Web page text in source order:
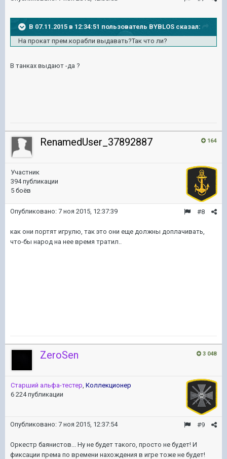
В 07.11.2015 в 12:34:51 пользователь BYBLOS сказал:
На прокат прем.корабли выдавать?Так что ли?
В танках выдают -да ?
164
RenamedUser_37892887
Участник
394 публикации
5 боёв
#8
Опубликовано: 7 ноя 2015, 12:37:39
как они портят игрулю, так это они еще должны доплачивать,
что-бы народ на нее время тратил..
3 048
ZeroSen
Старший альфа-тестер, Коллекционер
6 224 публикации
#9
Опубликовано: 7 ноя 2015, 12:37:54
Оркестр баянистов... Ну не будет такого, просто не будет! И
фиксации према по времени нахождения в игре тоже не будет!